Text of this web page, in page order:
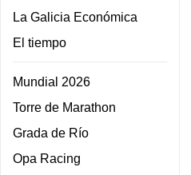
La Galicia Económica
El tiempo
Mundial 2026
Torre de Marathon
Grada de Río
Opa Racing